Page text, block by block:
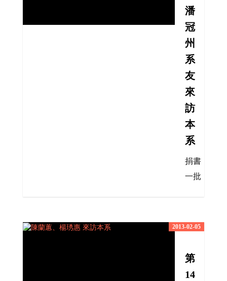
潘
冠
州
系
友
來
訪
本
系
捐書
一批
2013-02-05
第
14